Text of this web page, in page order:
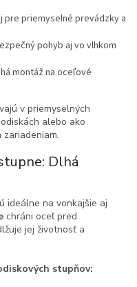
pre priemyselné prevádzky a
pohyb aj vo vlhkom
montáž na oceľové
v priemyselných
alebo ako
Dlhá
ideálne na vonkajšie aj
chráni oceľ pred
jej životnosť a
stupňov: